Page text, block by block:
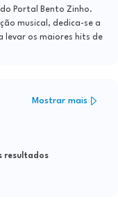
Portal Bento Zinho.
musical, dedica-se a
levar os maiores hits de
Mostrar mais
resultados